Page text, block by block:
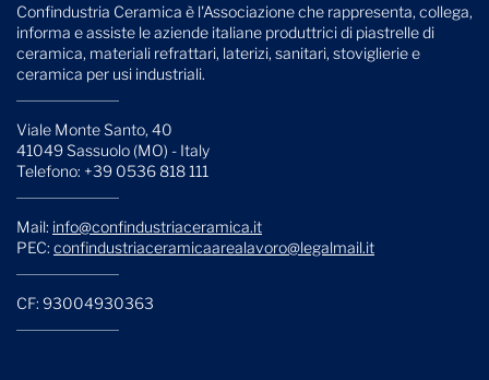
Confindustria Ceramica è l'Associazione che rappresenta, collega,
informa e assiste le aziende italiane produttrici di piastrelle di
ceramica, materiali refrattari, laterizi, sanitari, stoviglierie e
ceramica per usi industriali.
Viale Monte Santo, 40
41049 Sassuolo (MO) - Italy
Telefono: +39 0536 818 111
Mail: info@confindustriaceramica.it
PEC: confindustriaceramicaarealavoro@legalmail.it
CF: 93004930363